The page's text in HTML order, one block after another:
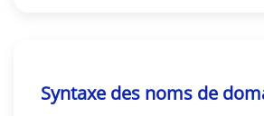
Syntaxe des noms de